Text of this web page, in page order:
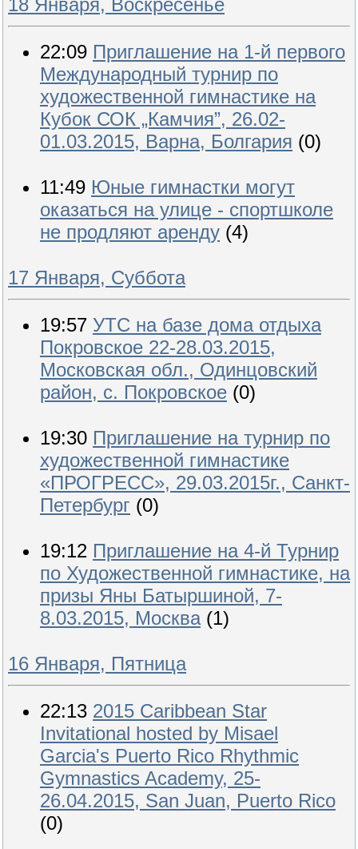
18 Января, Воскресенье
22:09 Приглашение на 1-й первого
Международный турнир по
художественной гимнастике на
Кубок СОК „Камчия”, 26.02-
01.03.2015, Варна, Болгария (0)
11:49 Юные гимнастки могут
оказаться на улице - спортшколе
не продляют аренду (4)
17 Января, Суббота
19:57 УТС на базе дома отдыха
Покровское 22-28.03.2015,
Московская обл., Одинцовский
район, с. Покровское (0)
19:30 Приглашение на турнир по
художественной гимнастике
«ПРОГРЕСС», 29.03.2015г., Санкт-
Петербург (0)
19:12 Приглашение на 4-й Турнир
по Художественной гимнастике, на
призы Яны Батыршиной, 7-
8.03.2015, Москва (1)
16 Января, Пятница
22:13 2015 Caribbean Star
Invitational hosted by Misael
Garcia's Puerto Rico Rhythmic
Gymnastics Academy, 25-
26.04.2015, San Juan, Puerto Rico
(0)